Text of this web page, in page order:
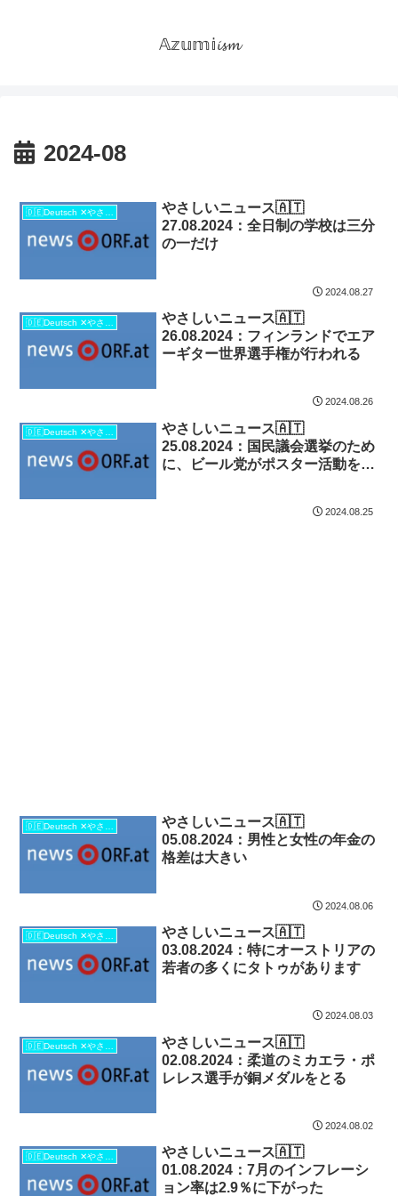
𝔸𝕫𝕦𝕞𝕚𝓲𝓼𝓶
2024-08
やさしいニュース🇦🇹
27.08.2024：全日制の学校は三分
の一だけ
2024.08.27
やさしいニュース🇦🇹
26.08.2024：フィンランドでエア
ーギター世界選手権が行われる
2024.08.26
🇩🇪Deutsch ✕やさしい日本語🇯🇵
やさしいニュース🇦🇹
25.08.2024：国民議会選挙のため
に、ビール党がポスター活動を始
2024.08.25
やさしいニュース🇦🇹
05.08.2024：男性と女性の年金の
格差は大きい
2024.08.06
🇩🇪Deutsch ✕やさしい日本語🇯🇵
やさしいニュース🇦🇹
03.08.2024：特にオーストリアの
若者の多くにタトゥがあります
2024.08.03
やさしいニュース🇦🇹
02.08.2024：柔道のミカエラ・ポ
レレス選手が銅メダルをとる
2024.08.02
やさしいニュース🇦🇹
01.08.2024：7月のインフレーシ
ョン率は2.9％に下がった